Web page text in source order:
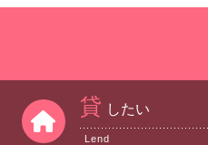
貸 したい
Lend